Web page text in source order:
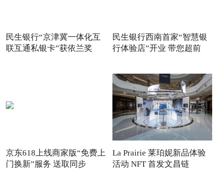
民生银行“京津冀一体化互
联互通私银卡”获依兰奖
民生银行西南首家“智慧银
行体验店”开业 带您超前
京东618上线商家版“免费上
门换新”服务 送取同步
La Prairie 莱珀妮新品体验
活动 NFT 首发文昌链